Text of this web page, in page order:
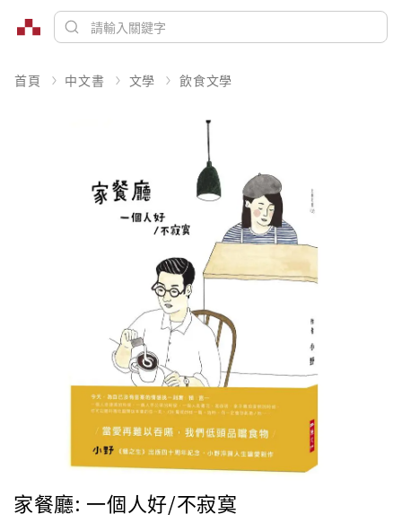
首頁 中文書 文學 飲食文學
家餐廳: 一個人好/不寂寞